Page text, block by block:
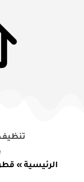
الرئيسية »